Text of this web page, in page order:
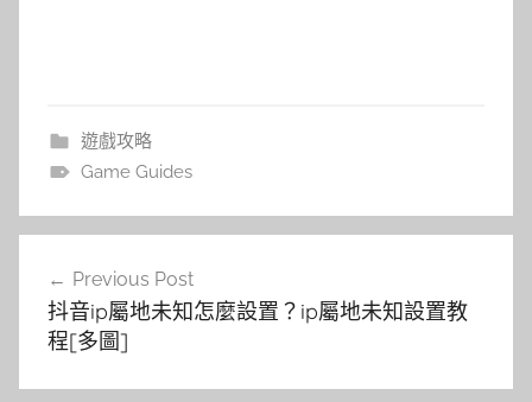
遊戲攻略
Game Guides
章
導
覽
Previous Post
抖音ip屬地未知怎麼設置？ip屬地未知設置教
程[多圖]